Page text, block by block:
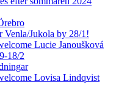
Venla/Jukola by 28/1!
Lucie Janoušková
18/2
Lovisa Lindqvist